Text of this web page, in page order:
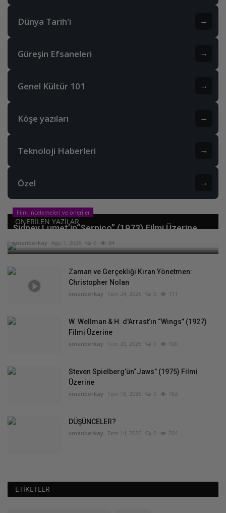
Dünya Tarih'i →
Güreşin Efsaneleri →
Genel Kültür 101 →
Köşe yazıları →
Teknoloji Haberleri →
Özel →
ONERILEN YAZILAR
Film incelemeleri ve öneriler
Sidney Lumet’in“Serpico” (1973) Filmi Üzerine
xmanberkay Ağu 1, 2026 0 84
Zaman ve Gerçekliği Kıran Yönetmen:
Christopher Nolan
xmanberkay Tem 24, 2026 0 111
W. Wellman & H. d'Arrast’ın “Wings” (1927)
Filmi Üzerine
xmanberkay Tem 20, 2026 0 100
Steven Spielberg’ün“Jaws” (1975) Filmi
Üzerine
xmanberkay Tem 18, 2026 0 162
DÜŞÜNCELER?
xmanberkay Tem 14, 2026 0 204
ETIKETLER